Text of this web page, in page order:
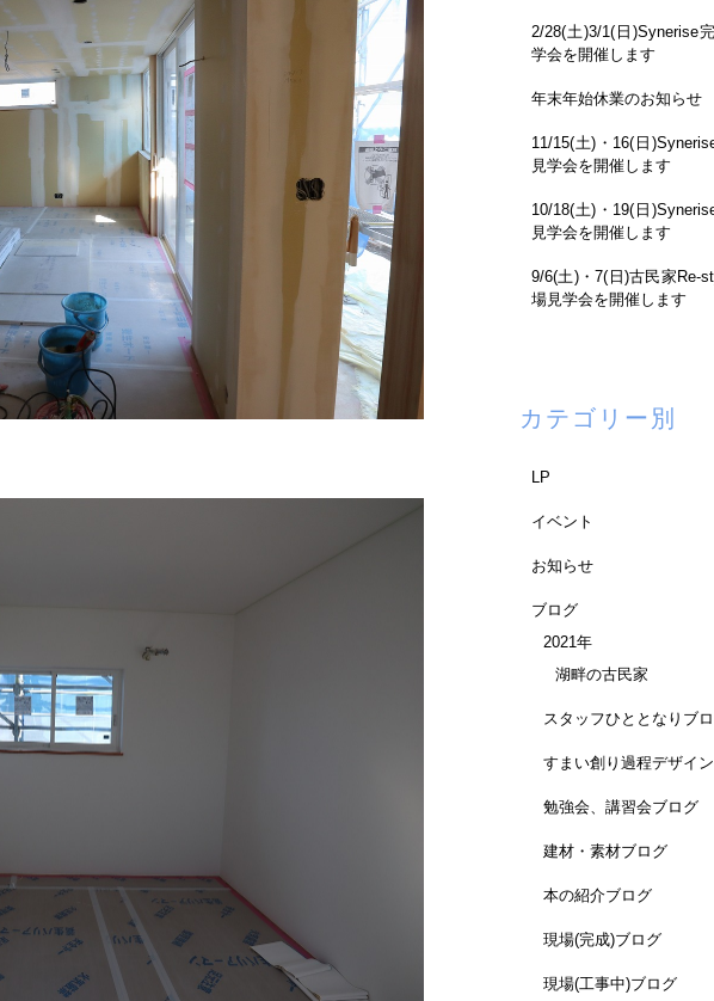
2/28(土)3/1(日)Synerise
学会を開催します
年末年始休業のお知らせ
11/15(土)・16(日
見学会を開催します
10/18(土)・19(日
見学会を開催します
9/6(土)・7(日)古民家Re-
場見学会を開催します
カテゴリー別
LP
イベント
お知らせ
ブログ
2021年
湖畔の古民家
スタッフひととなりブ
すまい創り過程デザイ
勉強会、講習会ブログ
建材・素材ブログ
本の紹介ブログ
現場(完成)ブログ
現場(工事中)ブログ